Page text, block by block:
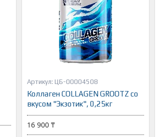
ЦБ-00004508
Коллаген COLLAGEN GROOTZ со
вкусом "Экзотик", 0,25кг
16 900 ₸